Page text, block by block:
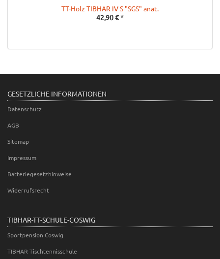
TT-Holz TIBHAR IV S "SGS" anat.
42,90 €*
GESETZLICHE INFORMATIONEN
Datenschutz
AGB
Sitemap
Impressum
Batteriegesetzhinweise
Widerrufsrecht
TIBHAR-TT-SCHULE-COSWIG
Sportpension Coswig
TIBHAR Tischtennisschule